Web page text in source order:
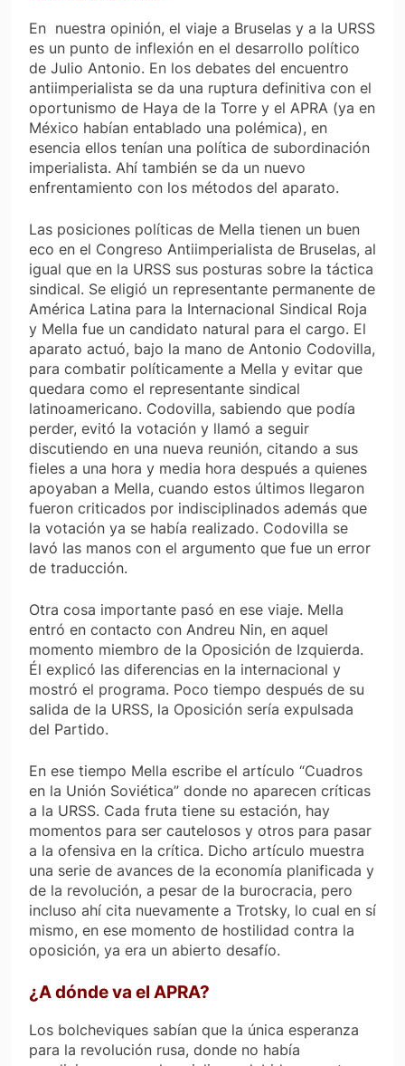
En nuestra opinión, el viaje a Bruselas y a la URSS
es un punto de inflexión en el desarrollo político
de Julio Antonio. En los debates del encuentro
antiimperialista se da una ruptura definitiva con el
oportunismo de Haya de la Torre y el APRA (ya en
México habían entablado una polémica), en
esencia ellos tenían una política de subordinación
imperialista. Ahí también se da un nuevo
enfrentamiento con los métodos del aparato.
Las posiciones políticas de Mella tienen un buen
eco en el Congreso Antiimperialista de Bruselas, al
igual que en la URSS sus posturas sobre la táctica
sindical. Se eligió un representante permanente de
América Latina para la Internacional Sindical Roja
y Mella fue un candidato natural para el cargo. El
aparato actuó, bajo la mano de Antonio Codovilla,
para combatir políticamente a Mella y evitar que
quedara como el representante sindical
latinoamericano. Codovilla, sabiendo que podía
perder, evitó la votación y llamó a seguir
discutiendo en una nueva reunión, citando a sus
fieles a una hora y media hora después a quienes
apoyaban a Mella, cuando estos últimos llegaron
fueron criticados por indisciplinados además que
la votación ya se había realizado. Codovilla se
lavó las manos con el argumento que fue un error
de traducción.
Otra cosa importante pasó en ese viaje. Mella
entró en contacto con Andreu Nin, en aquel
momento miembro de la Oposición de Izquierda.
Él explicó las diferencias en la internacional y
mostró el programa. Poco tiempo después de su
salida de la URSS, la Oposición sería expulsada
del Partido.
En ese tiempo Mella escribe el artículo “Cuadros
en la Unión Soviética” donde no aparecen críticas
a la URSS. Cada fruta tiene su estación, hay
momentos para ser cautelosos y otros para pasar
a la ofensiva en la crítica. Dicho artículo muestra
una serie de avances de la economía planificada y
de la revolución, a pesar de la burocracia, pero
incluso ahí cita nuevamente a Trotsky, lo cual en sí
mismo, en ese momento de hostilidad contra la
oposición, ya era un abierto desafío.
¿A dónde va el APRA?
Los bolcheviques sabían que la única esperanza
para la revolución rusa, donde no había